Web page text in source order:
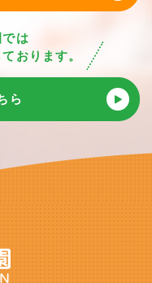
は
おります。
ら